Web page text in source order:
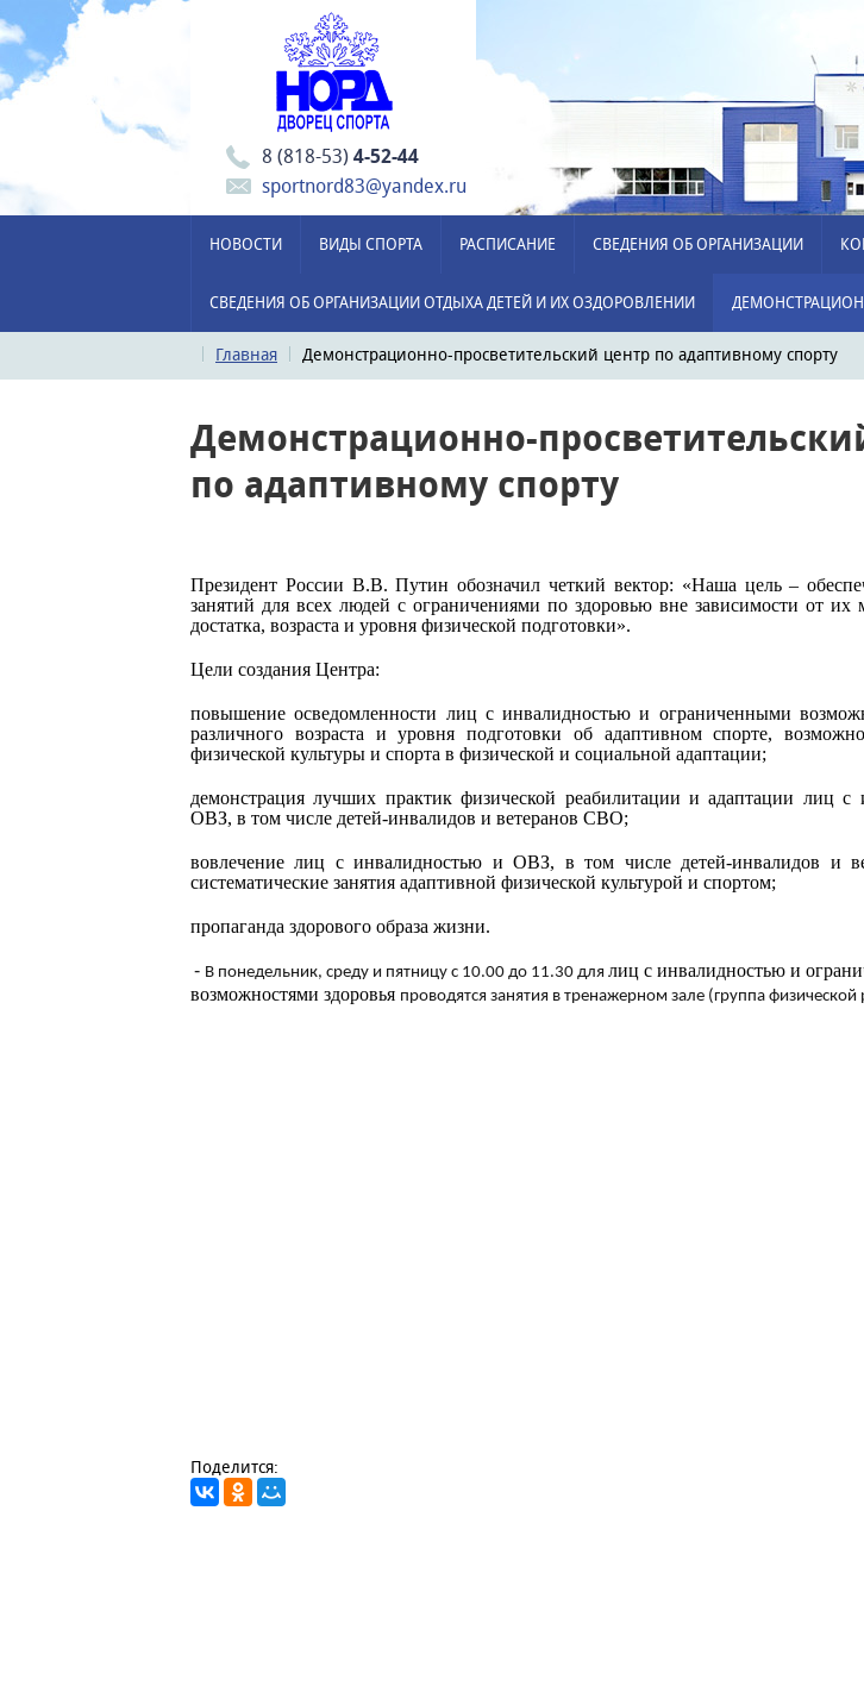
8 (818-53)4-52-44
sportnord83@yandex.ru
НОВОСТИ ВИДЫ СПОРТА РАСПИСАНИЕ СВЕДЕНИЯ ОБ ОРГАНИЗАЦИИ
СВЕДЕНИЯ ОБ ОРГАНИЗАЦИИ ОТДЫХА ДЕТЕЙ И ИХ ОЗДОРОВЛЕНИИ
Главная Демонстрационно-просветительский центр по адаптивному спорту
Демонстрационно-
по адаптивному спорту
Президент России В.В. Путин обозначил четкий вектор: «Наша цель –
занятий для всех людей с ограничениями по здоровью вне зависимости от их
достатка, возраста и уровня физической подготовки».
Цели создания Центра:
повышение осведомленности лиц с инвалидностью и ограниченными
различного возраста и уровня подготовки об адаптивном спорте,
физической культуры и спорта в физической и социальной адаптации;
демонстрация лучших практик физической реабилитации и адаптации лиц с
ОВЗ, в том числе детей-инвалидов и ветеранов СВО;
вовлечение лиц с инвалидностью и ОВЗ, в том числе детей-инвалидов и
систематические занятия адаптивной физической культурой и спортом;
пропаганда здорового образа жизни.
- В понедельник, среду и пятницу с 10.00 до 11.30 для лиц с инвалидностью и
возможностями здоровья проводятся занятия в тренажерном зале (группа
Поделится: